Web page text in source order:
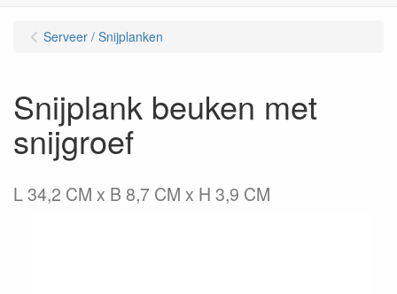
Serveer / Snijplanken
Snijplank beuken met
snijgroef
L 34,2 CM x B 8,7 CM x H 3,9 CM